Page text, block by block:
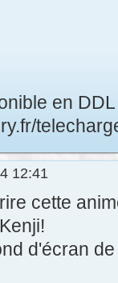
en
12:41
cette
d'écran